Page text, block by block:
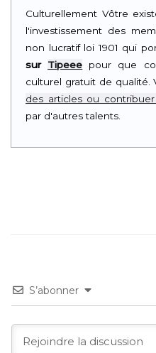
Culturellement Vôtre
l'investissement des
non lucratif loi 1901 qui
sur Tipeee pour que
culturel gratuit de qualité.
des articles ou
par d'autres talents.
S’abonner